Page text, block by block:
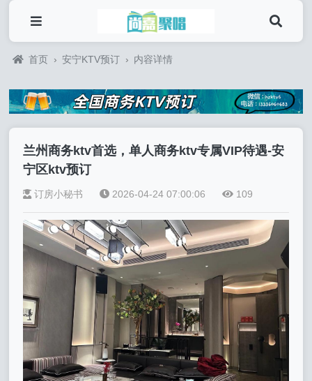
首页 › 安宁KTV预订 › 内容详情
兰州商务ktv首选，单人商务ktv专属VIP待遇-安
宁区ktv预订
订房小秘书 2026-04-24 07:00:06 109